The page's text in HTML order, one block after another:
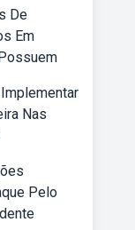
De
Em
Nas
Pelo